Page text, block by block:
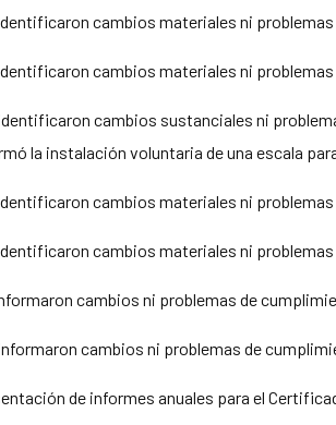
cambios materiales ni
cambios materiales ni
cambios sustanciales ni
la instalación voluntaria de una escala
cambios materiales ni
cambios materiales ni
cambios ni problemas de
cambios ni problemas de
de informes anuales para el